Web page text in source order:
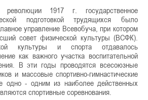
революции 1917 г. государственное
подготовкой трудящихся было
управление Всевобуча, при котором
совет физической культуры (ВСФК).
культуры и спорта отдавалось
как важного участка воспитательной
В эти годы проводятся всесоюзные
и массовые спортивно-гимнастические
одно - одним из наиболее действенных
спортивные соревнования.